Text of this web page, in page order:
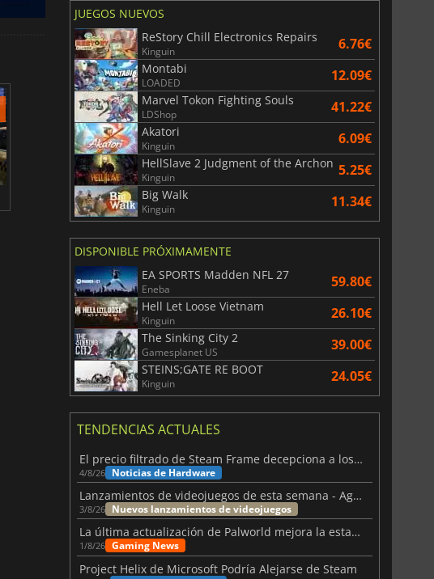
6.75€
Total War WARHAMMER 3
15.48
JUEGOS NUEVOS
ReStory Chill Electronics Repairs
Kinguin 6.76€
Montabi
LOADED 12.09€
Marvel Tokon Fighting Souls
LDShop 41.22€
Akatori
Kinguin 6.09€
HellSlave 2 Judgment of the Archon
Kinguin 5.25€
Big Walk
Kinguin 11.34€
DISPONIBLE PRÓXIMAMENTE
EA SPORTS Madden NFL 27
Eneba 59.80€
Hell Let Loose Vietnam
Kinguin 26.10€
The Sinking City 2
Gamesplanet US 39.00€
STEINS;GATE RE BOOT
Kinguin 24.05€
TENDENCIAS ACTUALES
El precio filtrado de Steam Frame decepciona a los usuarios
4/8/26 Noticias de Hardware
Lanzamientos de videojuegos de esta semana - Agosto de 2026 (semana 32)
3/8/26 Nuevos lanzamientos de videojuegos
La última actualización de Palworld mejora la estabilidad
1/8/26 Gaming News
Project Helix de Microsoft Podría Alejarse de Steam